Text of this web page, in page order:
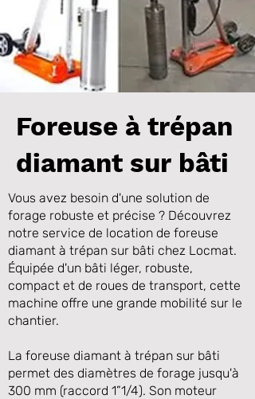
Précédente Suivante
Foreuse à trépan
diamant sur bâti
Vous avez besoin d'une solution de
forage robuste et précise ? Découvrez
notre service de location de foreuse
diamant à trépan sur bâti chez Locmat.
Équipée d'un bâti léger, robuste,
compact et de roues de transport, cette
machine offre une grande mobilité sur le
chantier.
La foreuse diamant à trépan sur bâti
permet des diamètres de forage jusqu'à
300 mm (raccord 1”1/4). Son moteur